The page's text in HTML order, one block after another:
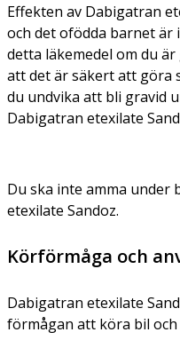
Effekten av Dabigatran
och det ofödda barnet är
detta läkemedel om du
att det är säkert att göra
du undvika att bli gravid
Dabigatran etexilate
Du ska inte amma under
etexilate Sandoz.
Körförmåga och
Dabigatran etexilate
förmågan att köra bil och